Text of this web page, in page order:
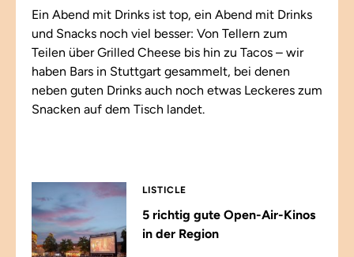
Ein Abend mit Drinks ist top, ein Abend mit Drinks
und Snacks noch viel besser: Von Tellern zum
Teilen über Grilled Cheese bis hin zu Tacos – wir
haben Bars in Stuttgart gesammelt, bei denen
neben guten Drinks auch noch etwas Leckeres zum
Snacken auf dem Tisch landet.
LISTICLE
5 richtig gute Open-Air-Kinos
in der Region